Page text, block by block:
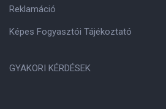
Reklamáció
Képes Fogyasztói Tájékoztató
GYAKORI KÉRDÉSEK